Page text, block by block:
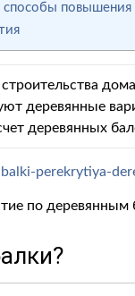
способы повышения
деревянные
деревянных
по деревянным